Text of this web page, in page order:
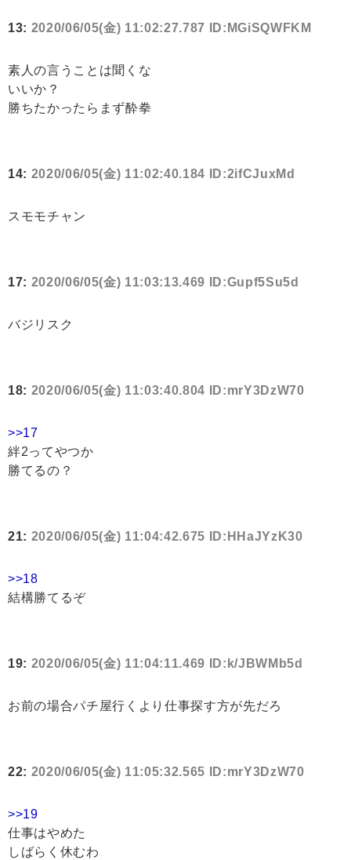
13: 2020/06/05(金) 11:02:27.787 ID:MGiSQWFKM
素人の言うことは聞くな
いいか？
勝ちたかったらまず酔拳
14: 2020/06/05(金) 11:02:40.184 ID:2ifCJuxMd
スモモチャン
17: 2020/06/05(金) 11:03:13.469 ID:Gupf5Su5d
バジリスク
18: 2020/06/05(金) 11:03:40.804 ID:mrY3DzW70
>>17
絆2ってやつか
勝てるの？
21: 2020/06/05(金) 11:04:42.675 ID:HHaJYzK30
>>18
結構勝てるぞ
19: 2020/06/05(金) 11:04:11.469 ID:k/JBWMb5d
お前の場合パチ屋行くより仕事探す方が先だろ
22: 2020/06/05(金) 11:05:32.565 ID:mrY3DzW70
>>19
仕事はやめた
しばらく休むわ